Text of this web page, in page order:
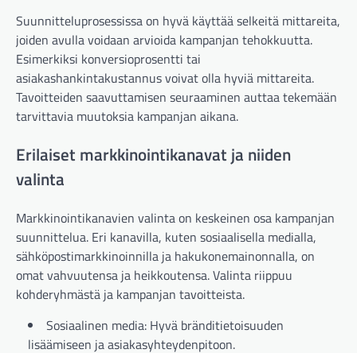
Suunnitteluprosessissa on hyvä käyttää selkeitä mittareita,
joiden avulla voidaan arvioida kampanjan tehokkuutta.
Esimerkiksi konversioprosentti tai
asiakashankintakustannus voivat olla hyviä mittareita.
Tavoitteiden saavuttamisen seuraaminen auttaa tekemään
tarvittavia muutoksia kampanjan aikana.
Erilaiset markkinointikanavat ja niiden
valinta
Markkinointikanavien valinta on keskeinen osa kampanjan
suunnittelua. Eri kanavilla, kuten sosiaalisella medialla,
sähköpostimarkkinoinnilla ja hakukonemainonnalla, on
omat vahvuutensa ja heikkoutensa. Valinta riippuu
kohderyhmästä ja kampanjan tavoitteista.
Sosiaalinen media: Hyvä bränditietoisuuden
lisäämiseen ja asiakasyhteydenpitoon.